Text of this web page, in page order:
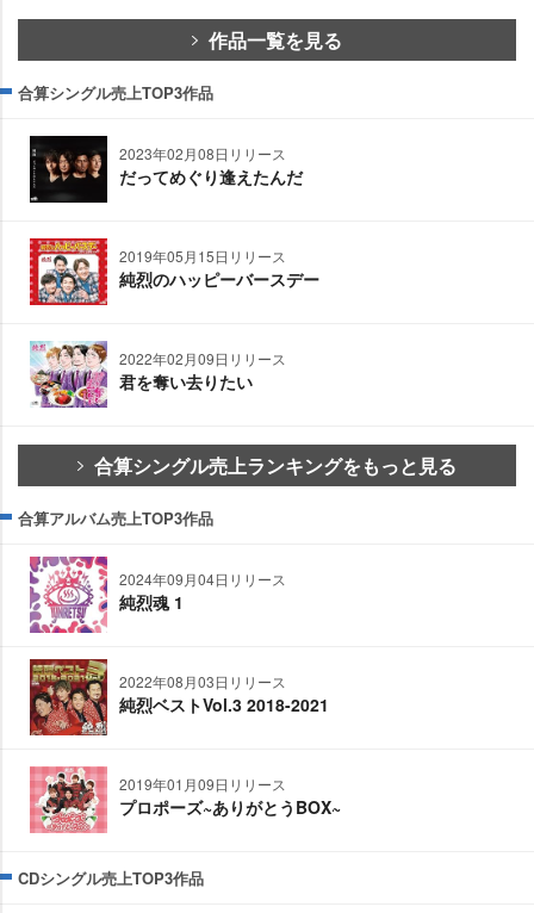
作品一覧を見る
合算シングル売上TOP3作品
2023年02月08日リリース
だってめぐり逢えたんだ
2019年05月15日リリース
純烈のハッピーバースデー
2022年02月09日リリース
君を奪い去りたい
合算シングル売上ランキングをもっと見る
合算アルバム売上TOP3作品
2024年09月04日リリース
純烈魂 1
2022年08月03日リリース
純烈ベストVol.3 2018-2021
2019年01月09日リリース
プロポーズ~ありがとうBOX~
CDシングル売上TOP3作品